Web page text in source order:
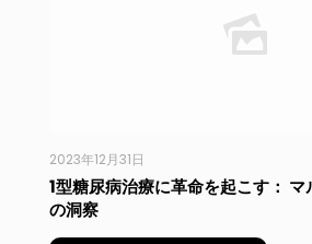
2023年12月31日
1型糖尿病治療に革命を起こす：
の洞察